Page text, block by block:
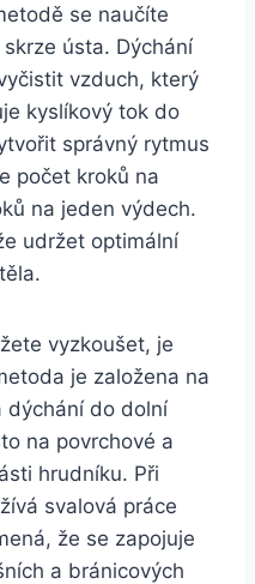
se naučíte
ústa. Dýchání
vzduch, který
kyslíkový tok do
správný rytmus
počet kroků na
na jeden výdech.
udržet optimální
vyzkoušet, je
je založena na
dýchání do dolní
na povrchové a
hrudníku. Při
svalová práce
že se zapojuje
a bránicových